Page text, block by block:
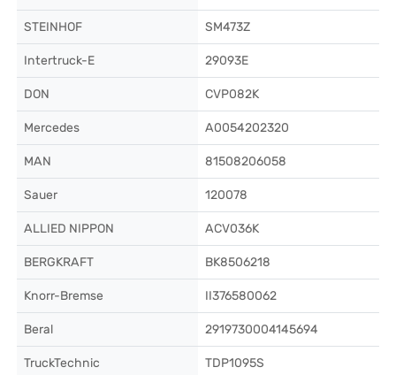
STEINHOF SM473Z
Intertruck-E 29093E
DON CVP082K
Mercedes A0054202320
MAN 81508206058
Sauer 120078
ALLIED NIPPON ACV036K
BERGKRAFT BK8506218
Knorr-Bremse II376580062
Beral 2919730004145694
TruckTechnic TDP1095S